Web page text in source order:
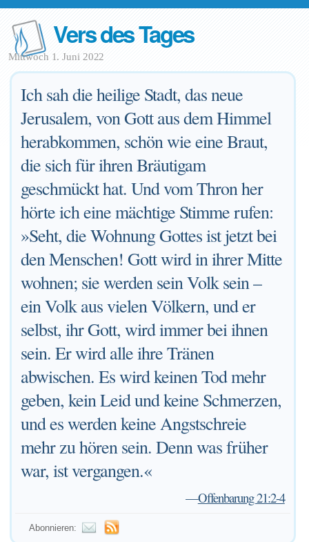
Vers des Tages
Mittwoch 1. Juni 2022
Ich sah die heilige Stadt, das neue
Jerusalem, von Gott aus dem Himmel
herabkommen, schön wie eine Braut,
die sich für ihren Bräutigam
geschmückt hat. Und vom Thron her
hörte ich eine mächtige Stimme rufen:
»Seht, die Wohnung Gottes ist jetzt bei
den Menschen! Gott wird in ihrer Mitte
wohnen; sie werden sein Volk sein –
ein Volk aus vielen Völkern, und er
selbst, ihr Gott, wird immer bei ihnen
sein. Er wird alle ihre Tränen
abwischen. Es wird keinen Tod mehr
geben, kein Leid und keine Schmerzen,
und es werden keine Angstschreie
mehr zu hören sein. Denn was früher
war, ist vergangen.«
—Offenbarung 21:2-4
Abonnieren: